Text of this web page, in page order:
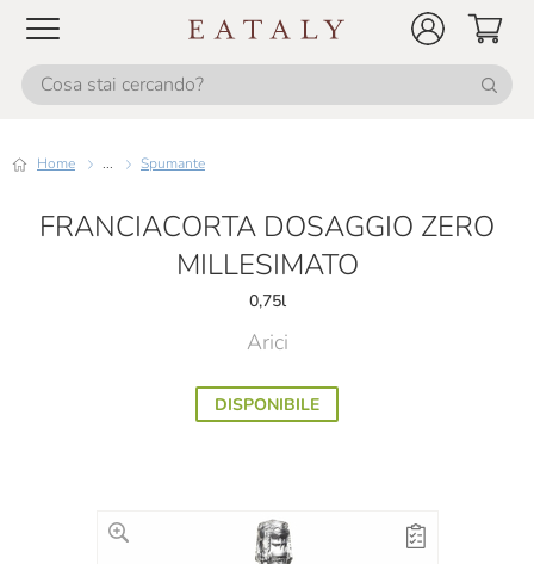
Home ... Spumante
FRANCIACORTA DOSAGGIO ZERO
MILLESIMATO
0,75l
Arici
DISPONIBILE